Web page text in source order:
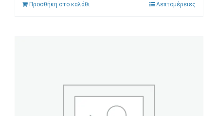
Προσθήκη στο καλάθι Λεπτομέρειες